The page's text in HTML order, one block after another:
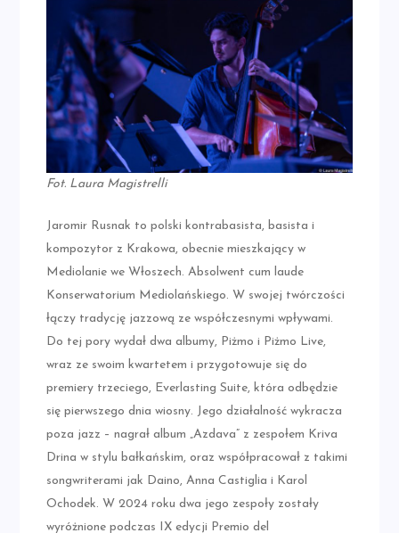
Fot. Laura Magistrelli
Jaromir Rusnak to polski kontrabasista, basista i
kompozytor z Krakowa, obecnie mieszkający w
Mediolanie we Włoszech. Absolwent cum laude
Konserwatorium Mediolańskiego. W swojej twórczości
łączy tradycję jazzową ze współczesnymi wpływami.
Do tej pory wydał dwa albumy, Piżmo i Piżmo Live,
wraz ze swoim kwartetem i przygotowuje się do
premiery trzeciego, Everlasting Suite, która odbędzie
się pierwszego dnia wiosny. Jego działalność wykracza
poza jazz – nagrał album „Azdava” z zespołem Kriva
Drina w stylu bałkańskim, oraz współpracował z takimi
songwriterami jak Daino, Anna Castiglia i Karol
Ochodek. W 2024 roku dwa jego zespoły zostały
wyróżnione podczas IX edycji Premio del